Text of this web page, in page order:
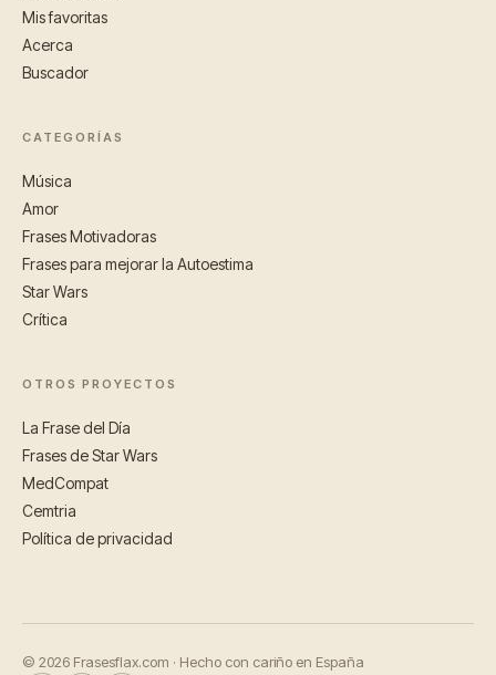
Mis favoritas
Acerca
Buscador
CATEGORÍAS
Música
Amor
Frases Motivadoras
Frases para mejorar la Autoestima
Star Wars
Crítica
OTROS PROYECTOS
La Frase del Día
Frases de Star Wars
MedCompat
Cemtria
Política de privacidad
© 2026 Frasesflax.com · Hecho con cariño en España